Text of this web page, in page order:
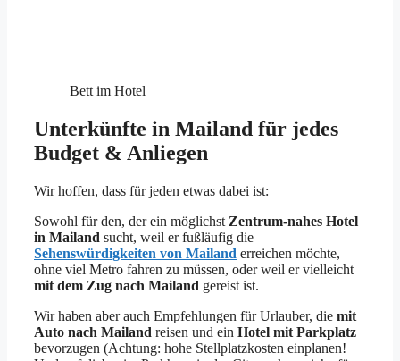
Bett im Hotel
Unterkünfte in Mailand für jedes
Budget & Anliegen
Wir hoffen, dass für jeden etwas dabei ist:
Sowohl für den, der ein möglichst Zentrum-nahes Hotel
in Mailand sucht, weil er fußläufig die
Sehenswürdigkeiten von Mailand erreichen möchte,
ohne viel Metro fahren zu müssen, oder weil er vielleicht
mit dem Zug nach Mailand gereist ist.
Wir haben aber auch Empfehlungen für Urlauber, die mit
Auto nach Mailand reisen und ein Hotel mit Parkplatz
bevorzugen (Achtung: hohe Stellplatzkosten einplanen!